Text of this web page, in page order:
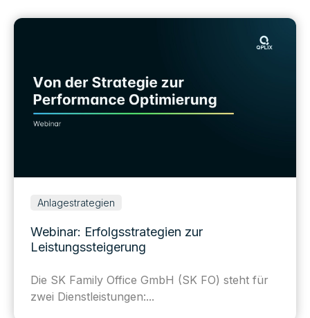
Anlagestrategien
Webinar: Erfolgsstrategien zur
Leistungssteigerung
Die SK Family Office GmbH (SK FO) steht für
zwei Dienstleistungen:...